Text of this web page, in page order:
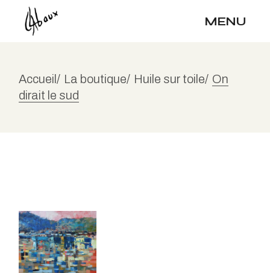
MENU
Accueil La boutique Huile sur toile On
dirait le sud